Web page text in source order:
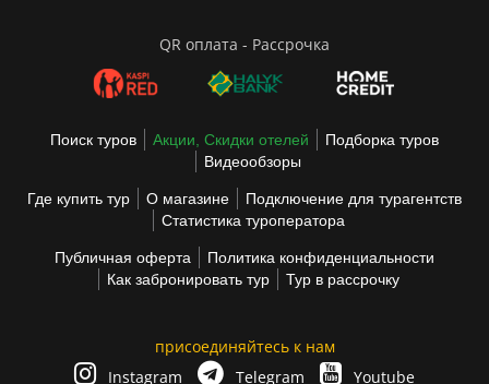
QR оплата - Рассрочка
Поиск туров Акции, Скидки отелей
Подборка туров
Видеообзоры
Где купить тур О магазине
Подключение для турагентств
Статистика туроператора
Публичная оферта
Политика конфиденциальности
Как забронировать тур
Тур в рассрочку
присоединяйтесь к нам
Instagram
Telegram Youtube